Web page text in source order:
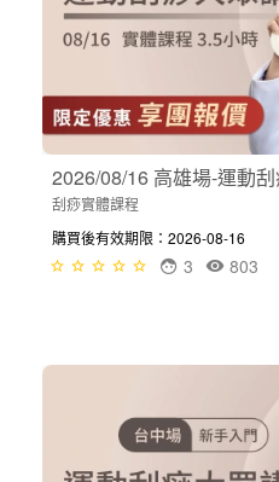
2026/08/16 高雄場-運動
刮痧實體課程
購買後有效期限：2026-08-16
803
3